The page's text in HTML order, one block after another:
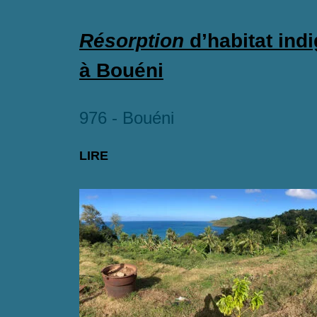
Résorption d’habitat
à Bouéni
976 - Bouéni
LIRE